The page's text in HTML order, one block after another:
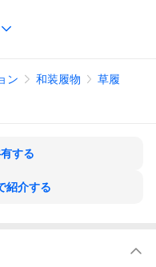
ンゴールド
式 七五三 お宮参り パー
銀糸使用）
溢れる上質な逸品。
ロラのような輝き☆
ン 和装履物 草履
する
紹介する